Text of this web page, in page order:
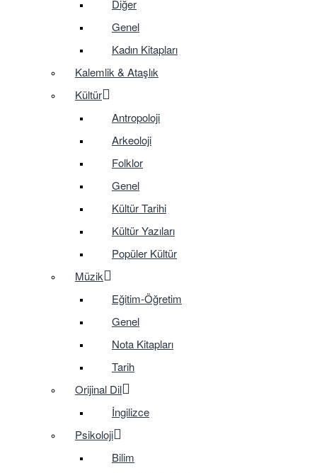
Diğer
Genel
Kadın Kitapları
Kalemlik & Ataşlık
Kültür
Antropoloji
Arkeoloji
Folklor
Genel
Kültür Tarihi
Kültür Yazıları
Popüler Kültür
Müzik
Eğitim-Öğretim
Genel
Nota Kitapları
Tarih
Orijinal Dil
İngilizce
Psikoloji
Bilim